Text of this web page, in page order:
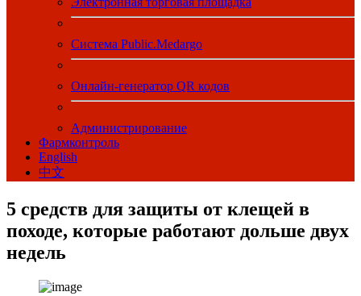
Система Public.Medargo
Онлайн-генератор QR кодов
Администрирование
Фармконтроль
English
中文
5 средств для защиты от клещей в
походе, которые работают дольше двух
недель